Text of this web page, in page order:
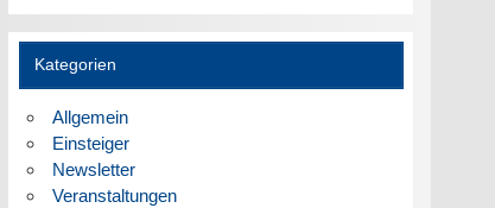
Kategorien
Allgemein
Einsteiger
Newsletter
Veranstaltungen